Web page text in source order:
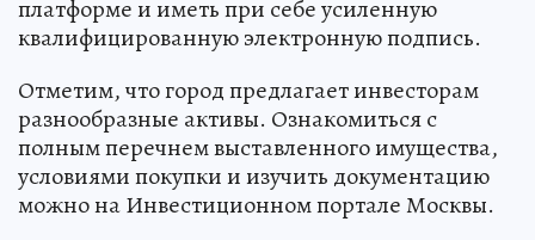
платформе и иметь при себе усиленную
квалифицированную электронную подпись.
Отметим, что город предлагает инвесторам
разнообразные активы. Ознакомиться с
полным перечнем выставленного имущества,
условиями покупки и изучить документацию
можно на Инвестиционном портале Москвы.